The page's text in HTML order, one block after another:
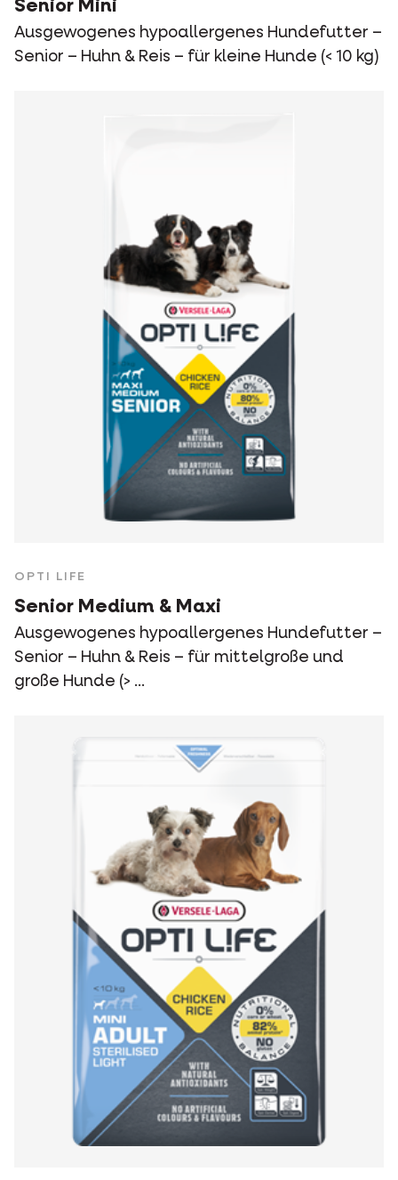
Senior Mini
Ausgewogenes hypoallergenes Hundefutter –
Senior – Huhn & Reis – für kleine Hunde (< 10 kg)
OPTI LIFE
Senior Medium & Maxi
Ausgewogenes hypoallergenes Hundefutter –
Senior – Huhn & Reis – für mittelgroße und
große Hunde (> ...